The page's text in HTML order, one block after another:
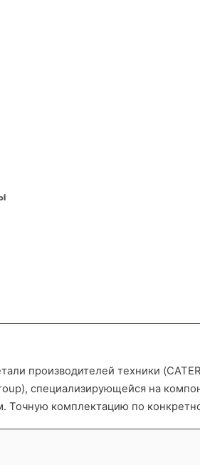
производителей техники
специализирующейся на
Точную комплектацию по